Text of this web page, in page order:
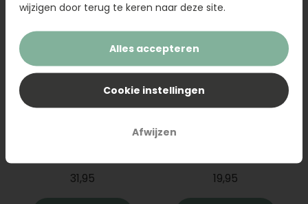
31,95 19,95
wijzigen door terug te keren naar deze site.
Alles accepteren
Cookie instellingen
Afwijzen